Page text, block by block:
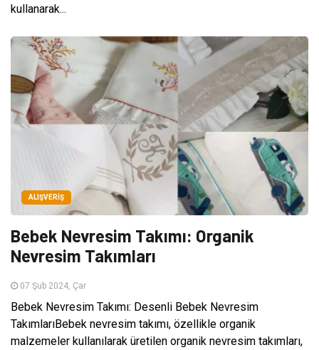
kullanarak...
ALIŞVERIŞ
Bebek Nevresim Takımı: Organik
Nevresim Takımları
07 Şub 2024, Çar
Bebek Nevresim Takımı: Desenli Bebek Nevresim
TakımlarıBebek nevresim takımı, özellikle organik
malzemeler kullanılarak üretilen organik nevresim takımları,